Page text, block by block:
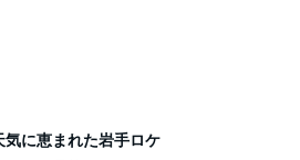
気に恵まれた岩手ロケ